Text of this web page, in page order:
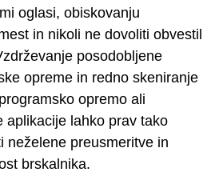
oglasi, obiskovanju
in nikoli ne dovoliti obvestil
posodobljene
opreme in redno skeniranje
opremo ali
aplikacije lahko prav tako
neželene preusmeritve in
brskalnika.